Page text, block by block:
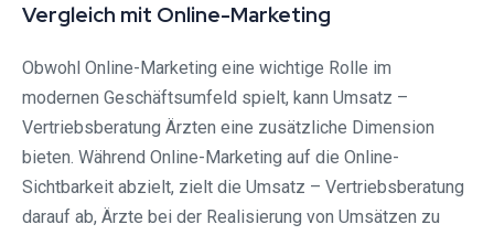
Vergleich mit Online-Marketing
Obwohl Online-Marketing eine wichtige Rolle im
modernen Geschäftsumfeld spielt, kann Umsatz –
Vertriebsberatung Ärzten eine zusätzliche Dimension
bieten. Während Online-Marketing auf die Online-
Sichtbarkeit abzielt, zielt die Umsatz – Vertriebsberatung
darauf ab, Ärzte bei der Realisierung von Umsätzen zu